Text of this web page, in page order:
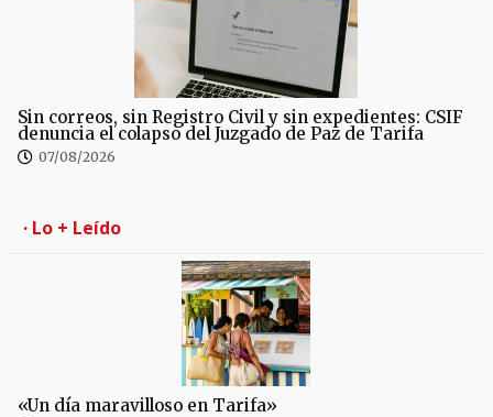
Sin correos, sin Registro Civil y sin expedientes: CSIF
denuncia el colapso del Juzgado de Paz de Tarifa
07/08/2026
· Lo + Leído
«Un día maravilloso en Tarifa»